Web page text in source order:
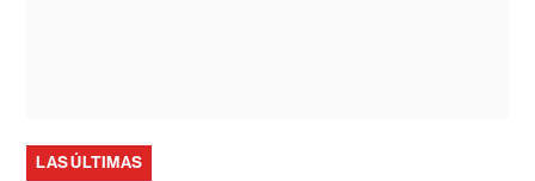
LAS ÚLTIMAS